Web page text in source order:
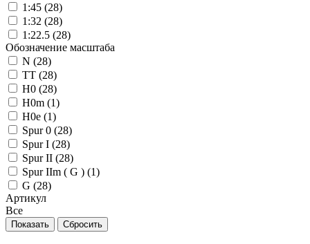
1:45 (28)
1:32 (28)
1:22.5 (28)
Обозначение масштаба
N (28)
TT (28)
H0 (28)
H0m (1)
H0e (1)
Spur 0 (28)
Spur I (28)
Spur II (28)
Spur IIm ( G ) (1)
G (28)
Артикул
Все